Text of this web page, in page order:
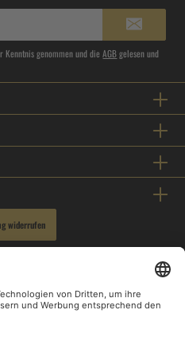
Kenntnis genommen und dieAGBgelesen und
widerrufen